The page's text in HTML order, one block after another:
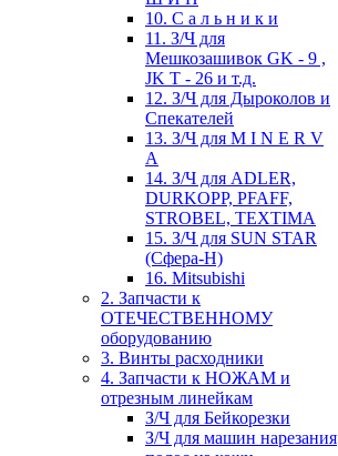
10. С а л ь н и к и
11. З/Ч для
Мешкозашивок GK - 9 ,
JK T - 26 и т.д.
12. З/Ч для Дыроколов и
Спекателей
13. З/Ч для M I N E R V
A
14. З/Ч для ADLER,
DURKOPP, PFAFF,
STROBEL, TEXTIMA
15. З/Ч для SUN STAR
(Сфера-Н)
16. Mitsubishi
2. Запчасти к
ОТЕЧЕСТВЕННОМУ
оборудованию
3. Винты расходники
4. Запчасти к НОЖАМ и
отрезным линейкам
З/Ч для Бейкорезки
З/Ч для машин нарезания